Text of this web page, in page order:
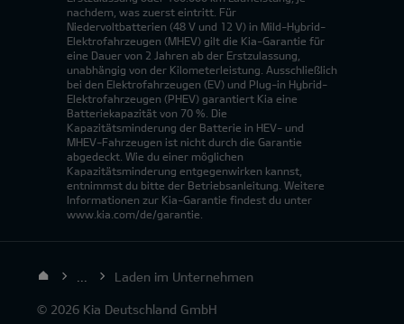
nachdem, was zuerst eintritt. Für
Niedervoltbatterien (48 V und 12 V) in Mild-Hybrid-
Elektrofahrzeugen (MHEV) gilt die Kia-Garantie für
eine Dauer von 2 Jahren ab der Erstzulassung,
unabhängig von der Kilometerleistung. Ausschließlich
bei den Elektrofahrzeugen (EV) und Plug-in Hybrid-
Elektrofahrzeugen (PHEV) garantiert Kia eine
Batteriekapazität von 70 %. Die
Kapazitätsminderung der Batterie in HEV- und
MHEV-Fahrzeugen ist nicht durch die Garantie
abgedeckt. Wie du einer möglichen
Kapazitätsminderung entgegenwirken kannst,
entnimmst du bitte der Betriebsanleitung. Weitere
Informationen zur Kia-Garantie findest du unter
www.kia.com/de/garantie.
Laden im Unternehmen
© 2026 Kia Deutschland GmbH